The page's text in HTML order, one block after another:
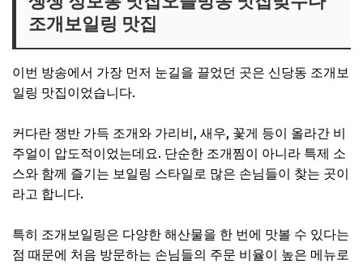
조개보일링 맛집
이번 방송에서 가장 먼저 눈길을 끌었던 곳은 신당동 조개보
일링 맛집이었습니다.
커다란 쟁반 가득 조개와 가리비, 새우, 꽃게 등이 올라간 비
주얼이 압도적이었는데요. 단순한 조개찜이 아니라 특제 소
스와 함께 즐기는 보일링 스타일로 많은 손님들이 찾는 곳이
라고 합니다.
특히 조개보일링은 다양한 해산물을 한 번에 맛볼 수 있다는
점 때문에 처음 방문하는 손님들의 주문 비율이 높은 메뉴로